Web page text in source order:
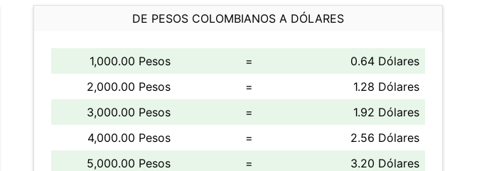
DE PESOS COLOMBIANOS A DÓLARES
1,000.00 Pesos =
0.64 Dólares
2,000.00 Pesos
=
1.28 Dólares
3,000.00 Pesos
=
1.92 Dólares
4,000.00 Pesos
=
2.56 Dólares
5,000.00 Pesos
=
3.20 Dólares